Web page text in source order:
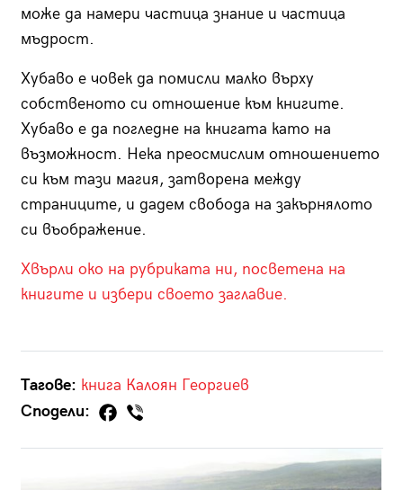
може да намери частица знание и частица
мъдрост.
Хубаво е човек да помисли малко върху
собственото си отношение към книгите.
Хубаво е да погледне на книгата като на
възможност. Нека преосмислим отношението
си към тази магия, затворена между
страниците, и дадем свобода на закърнялото
си въображение.
Хвърли око на рубриката ни, посветена на
книгите и избери своето заглавие.
Тагове: книга Калоян Георгиев
Сподели: